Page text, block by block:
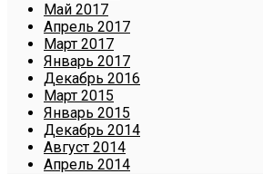
Май 2017
Апрель 2017
Март 2017
Январь 2017
Декабрь 2016
Март 2015
Январь 2015
Декабрь 2014
Август 2014
Апрель 2014